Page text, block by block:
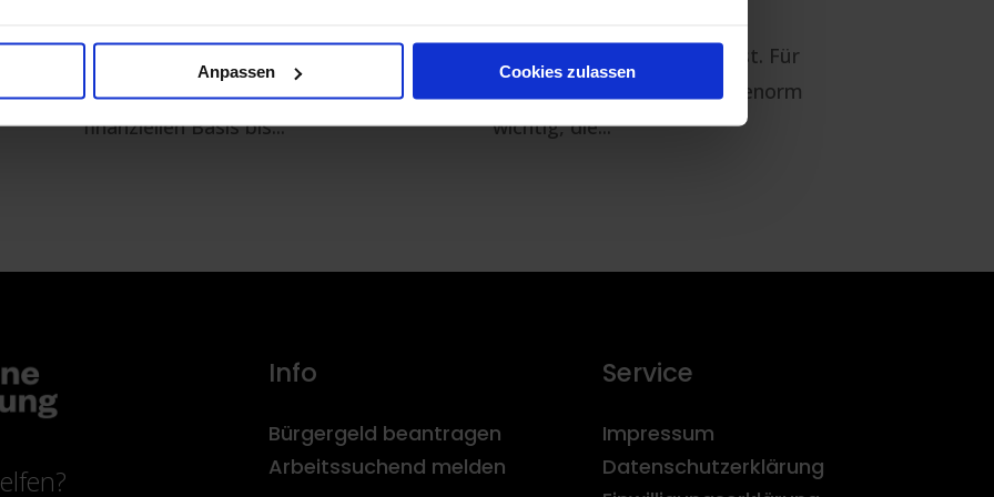
Anpassen Cookies zulassen
Ausbildung kann dir völlig neue
Türen öffnen – von einer
finanziellen Basis bis...
Arbeitsstelle erhöhen kannst. Für
Bewerber ist es schließlich enorm
wichtig, die...
Info
Bürgergeld beantragen
Arbeitssuchend melden
Service
Impressum
Datenschutzerklärung